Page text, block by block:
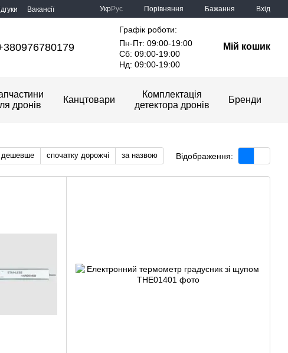
Вакансії УкрРус Порівняння Бажання Вхід
Графік роботи:
Пн-Пт: 09:00-19:00
Сб: 09:00-19:00
Нд: 09:00-19:00
Мій кошик
дронів
Канцтовари
Комплектація
детектора дронів
Бренди
дешевше спочатку дорожчі за назвою Відображення: